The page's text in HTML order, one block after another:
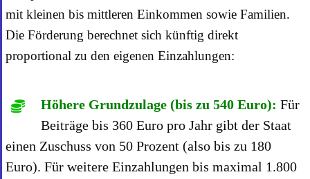
mit kleinen bis mittleren Einkommen sowie Familien.
Die Förderung berechnet sich künftig direkt
proportional zu den eigenen Einzahlungen:
Höhere Grundzulage (bis zu 540 Euro): Für
Beiträge bis 360 Euro pro Jahr gibt der Staat
einen Zuschuss von 50 Prozent (also bis zu 180
Euro). Für weitere Einzahlungen bis maximal 1.800